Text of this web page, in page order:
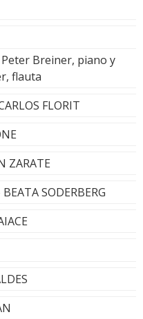
Breiner, piano y
flauta
FLORIT
ZARATE
SODERBERG